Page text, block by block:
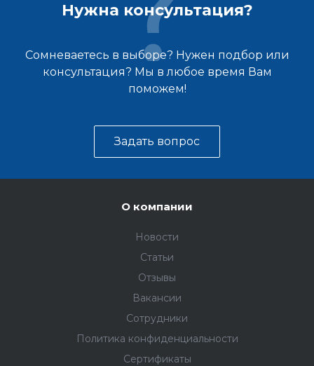
Нужна консультация?
Сомневаетесь в выборе? Нужен подбор или
консультация? Мы в любое время Вам
поможем!
Задать вопрос
О компании
Новости
Статьи
Отзывы
Вакансии
Сотрудники
Политика конфиденциальности
Сертификаты